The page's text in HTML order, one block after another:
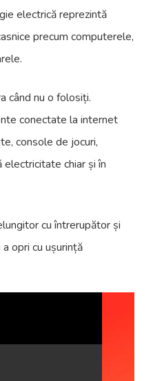
electrică reprezintă
precum computerele,
când nu o folosiți.
conectate la internet
console de jocuri,
electricitate chiar și în
cu întrerupător și
opri cu ușurință